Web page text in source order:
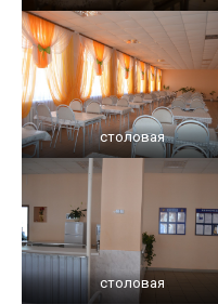
столовая
столовая